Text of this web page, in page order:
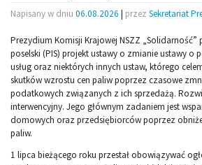
Napisany w dniu 06.08.2026 | przez Sekretariat
Prezydium Komisji Krajowej NSZZ
poselski (PIS) projekt ustawy o zmianie ustawy o
usług oraz niektórych innych ustaw, którego
skutków wzrostu cen paliw poprzez czasowe
podatkowych związanych z ich sprzedażą.
interwencyjny. Jego głównym zadaniem jest
domowych oraz przedsiębiorców poprzez
paliw.
1 lipca bieżącego roku przestał obowiązywać